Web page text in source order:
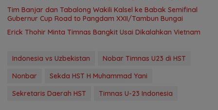
Tim Banjar dan Tabalong Wakili Kalsel ke Babak Semifinal
Gubernur Cup Road to Pangdam XXII/Tambun Bungai
Erick Thohir Minta Timnas Bangkit Usai Dikalahkan Vietnam
Indonesia vs Uzbekistan
Nobar Timnas U23 di HST
Nonbar
Sekda HST H Muhammad Yani
Sekretaris Daerah HST
Timnas U-23 Indonesia